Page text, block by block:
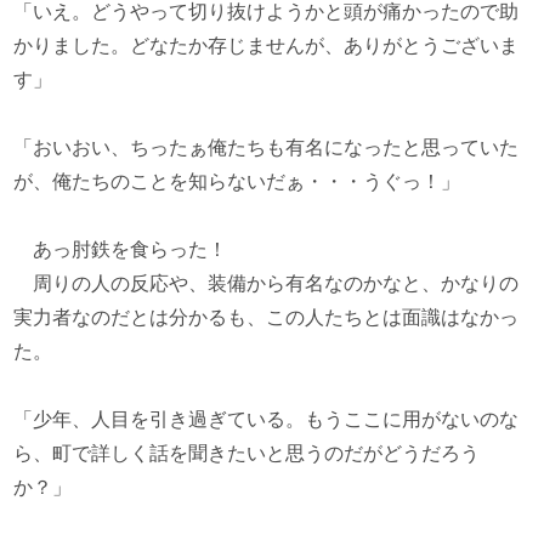
「いえ。どうやって切り抜けようかと頭が痛かったので助
かりました。どなたか存じませんが、ありがとうございま
す」
「おいおい、ちったぁ俺たちも有名になったと思っていた
が、俺たちのことを知らないだぁ・・・うぐっ！」
あっ肘鉄を食らった！
周りの人の反応や、装備から有名なのかなと、かなりの
実力者なのだとは分かるも、この人たちとは面識はなかっ
た。
「少年、人目を引き過ぎている。もうここに用がないのな
ら、町で詳しく話を聞きたいと思うのだがどうだろう
か？」